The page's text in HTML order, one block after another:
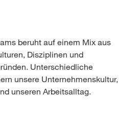
beruht auf einem Mix aus
Disziplinen und
Unterschiedliche
unsere Unternehmenskultur,
unseren Arbeitsalltag.